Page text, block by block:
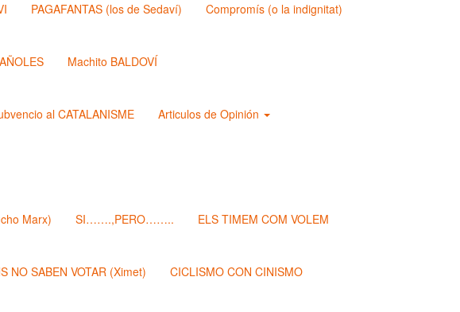
PAGAFANTAS (los de Sedaví) Compromís (o la indignitat)
Machito BALDOVÍ
al CATALANISME Articulos de Opinión
Marx) SI…….,PERO…….. ELS TIMEM COM VOLEM
NO SABEN VOTAR (Ximet) CICLISMO CON CINISMO